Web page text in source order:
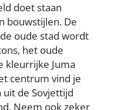
doet staan
bouwstijlen. De
oude stad wordt
het oude
kleurrijke Juma
centrum vind je
de Sovjettijd
Neem ook zeker